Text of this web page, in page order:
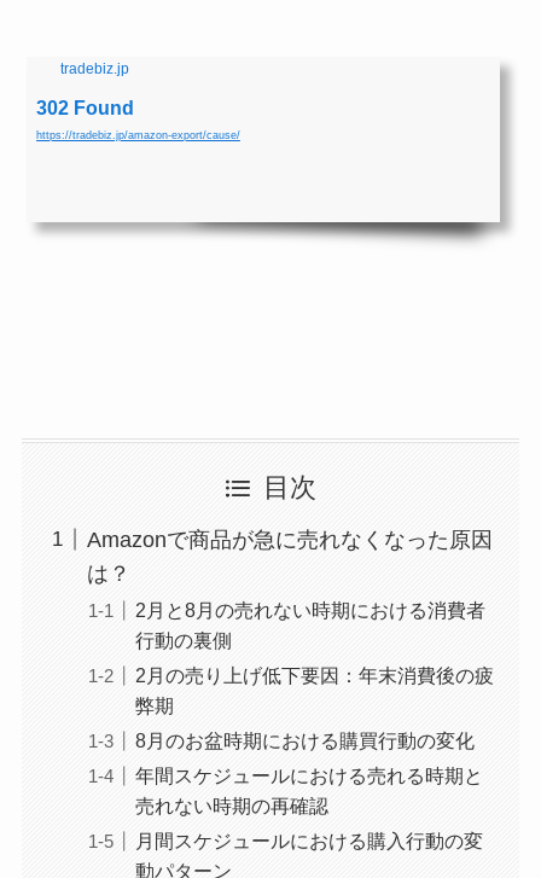
tradebiz.jp
302 Found
https://tradebiz.jp/amazon-export/cause/
目次
Amazonで商品が急に売れなくなった原因
は？
2月と8月の売れない時期における消費者
行動の裏側
2月の売り上げ低下要因：年末消費後の疲
弊期
8月のお盆時期における購買行動の変化
年間スケジュールにおける売れる時期と
売れない時期の再確認
月間スケジュールにおける購入行動の変
動パターン